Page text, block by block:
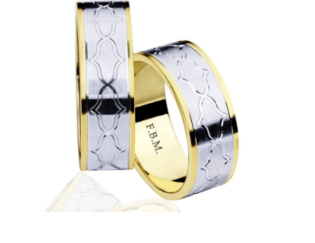
je
0,0
hvězdiček.